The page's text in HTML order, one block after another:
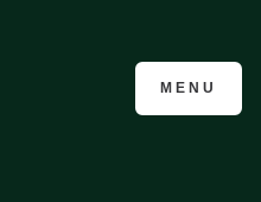
CMMI认证咨询
MENU